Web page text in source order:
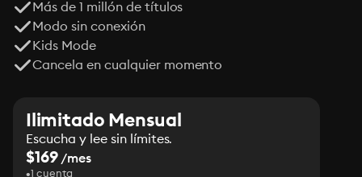
Más de 1 millón de títulos
Modo sin conexión
Kids Mode
Cancela en cualquier momento
Ilimitado Mensual
Escucha y lee sin límites.
$169/mes
1 cuenta